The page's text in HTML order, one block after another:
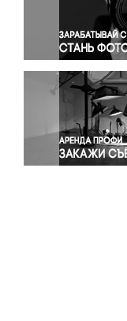
Религия
Светская
Спорт
Экология